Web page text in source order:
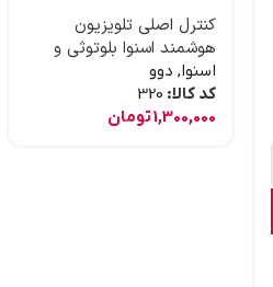
کنترل اصلی تلویزیون
هوشمند اسنوا بلوتوثی و
موس دار و جستجوی صوتی
اسنوا, دوو
کد کالا: 320
1,300,000تومان